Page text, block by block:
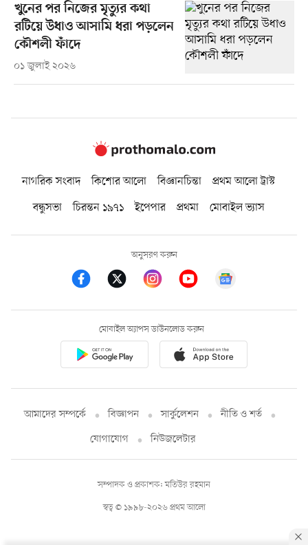
খুনের পর নিজের মৃত্যুর কথা
রটিয়ে উধাও আসামি ধরা পড়লেন
কৌশলী ফাঁদে
০১ জুলাই ২০২৬
নাগরিক সংবাদ কিশোর আলো বিজ্ঞানচিন্তা
প্রথম আলো ট্রাস্ট
বন্ধুসভা
চিরন্তন ১৯৭১ ইপেপার প্রথমা মোবাইল ভ্যাস
অনুসরণ করুন
মোবাইল অ্যাপস ডাউনলোড করুন
আমাদের সম্পর্কে বিজ্ঞাপন সার্কুলেশন
নীতি ও শর্ত
যোগাযোগ
নিউজলেটার
স্বত্ব © ১৯৯৮-২০২৬ প্রথম আলো
সম্পাদক ও প্রকাশক: মতিউর রহমান